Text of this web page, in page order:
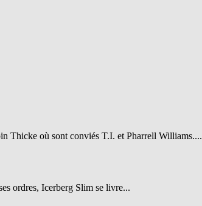
Thicke où sont conviés T.I. et Pharrell Williams....
ordres, Icerberg Slim se livre...